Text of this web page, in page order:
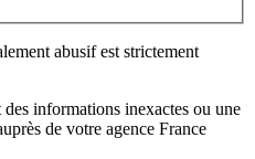
abusif est strictement
des informations inexactes ou une
de votre agence France